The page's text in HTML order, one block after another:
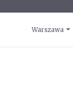
Warszawa